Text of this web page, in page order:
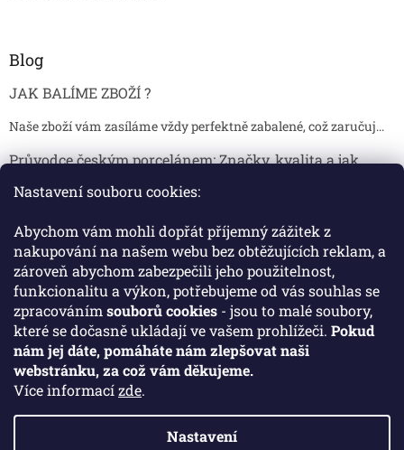
Nastavení souboru cookies:
Abychom vám mohli dopřát příjemný zážitek z
nakupování na našem webu bez obtěžujících reklam, a
zároveň abychom zabezpečili jeho použitelnost,
funkcionalitu a výkon, potřebujeme od vás souhlas se
zpracováním souborů cookies - jsou to malé soubory,
které se dočasně ukládají ve vašem prohlížeči. Pokud
nám jej dáte, pomáháte nám zlepšovat naši
webstránku, za což vám děkujeme.
Více informacízde.
Nastavení
Blog
JAK BALÍME ZBOŽÍ ?
Naše zboží vám zasíláme vždy perfektně zabalené, což zaručuj...
Průvodce českým porcelánem: Značky, kvalita a jak
Jak skladovat broušené sklenice, aby se nepoškodily?
Broušené sklenice jsou symbolem elegance, tradice a luxusu. ...
Facebook
Vytvořil Shoptet